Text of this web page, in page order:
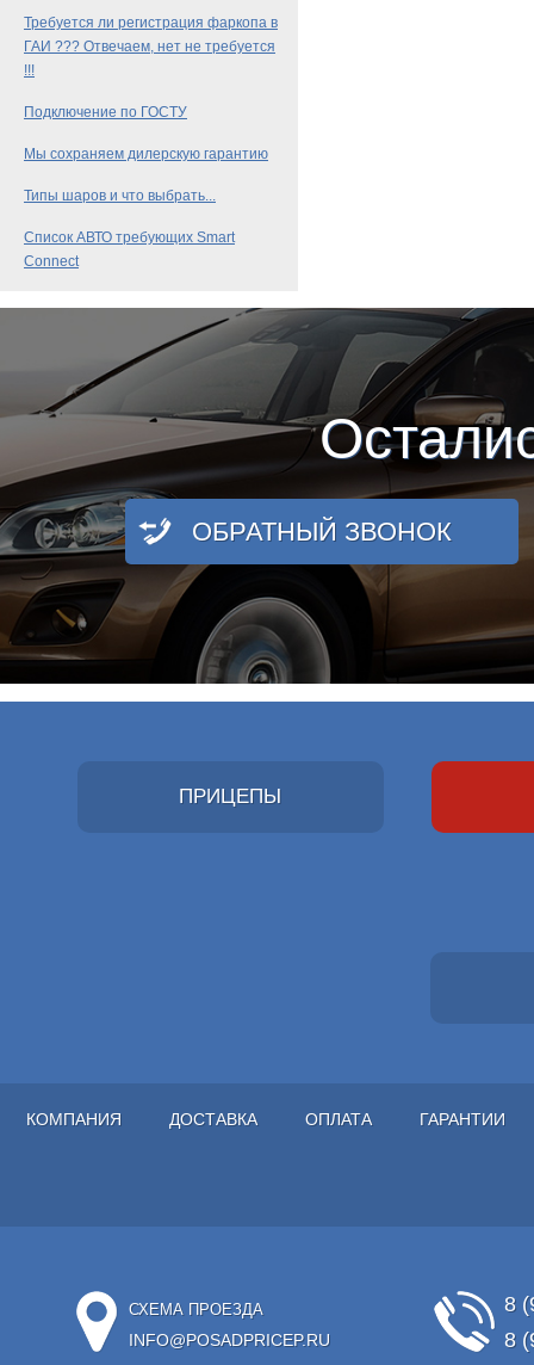
Требуется ли регистрация фаркопа в
ГАИ ??? Отвечаем, нет не требуется
!!!
Подключение по ГОСТУ
Мы сохраняем дилерскую гарантию
Типы шаров и что выбрать...
Список АВТО требующих Smart
Connect
ОБРАТНЫЙ ЗВОНОК
ПРИЦЕПЫ
КОМПАНИЯ ДОСТАВКА ОПЛАТА ГАРАНТИИ
СХЕМА ПРОЕЗДА
INFO@POSADPRICEP.RU
8
8